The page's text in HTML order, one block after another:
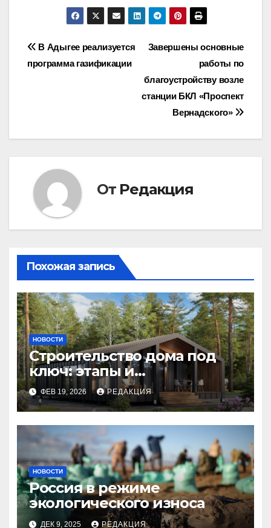
Навигация
по
Завершены основные
работы по
благоустройству возле
станции БКЛ «Проспект
Вернадского»
В Адыгее реализуется
программа газификации
От Редакция
Похожая запись
НОВОСТИ
Строительство дома под
ключ: этапы и
планирование бюджета
ФЕВ 19, 2026 РЕДАКЦИЯ
НОВОСТИ
Россия в режиме
экологического износа
ДЕК 9, 2025 РЕДАКЦИЯ